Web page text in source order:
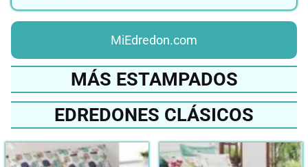
MiEdredon.com
MÁS ESTAMPADOS
EDREDONES CLÁSICOS